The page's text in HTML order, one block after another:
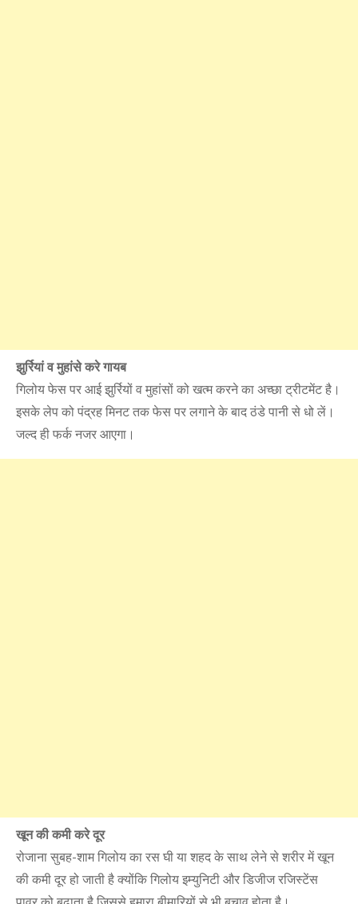
झुर्रियां व मुहांसे करे गायब
गिलोय फेस पर आई झुर्रियों व मुहांसों को खत्म करने का अच्छा ट्रीटमेंट है।
इसके लेप को पंद्रह मिनट तक फेस पर लगाने के बाद ठंडे पानी से धो लें।
जल्द ही फर्क नजर आएगा।
खून की कमी करे दूर
रोजाना सुबह-शाम गिलोय का रस घी या शहद के साथ लेने से शरीर में खून
की कमी दूर हो जाती है क्योंकि गिलोय इम्युनिटी और डिजीज रजिस्टेंस